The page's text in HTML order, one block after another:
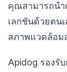
คุณสามารถนำ
เลกชันด้วยตน
สภาพแวดล้อม
Apidog รองรั